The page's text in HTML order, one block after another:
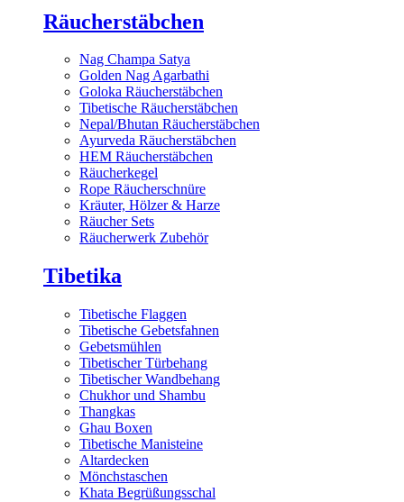
Räucherstäbchen
Nag Champa Satya
Golden Nag Agarbathi
Goloka Räucherstäbchen
Tibetische Räucherstäbchen
Nepal/Bhutan Räucherstäbchen
Ayurveda Räucherstäbchen
HEM Räucherstäbchen
Räucherkegel
Rope Räucherschnüre
Kräuter, Hölzer & Harze
Räucher Sets
Räucherwerk Zubehör
Tibetika
Tibetische Flaggen
Tibetische Gebetsfahnen
Gebetsmühlen
Tibetischer Türbehang
Tibetischer Wandbehang
Chukhor und Shambu
Thangkas
Ghau Boxen
Tibetische Manisteine
Altardecken
Mönchstaschen
Khata Begrüßungsschal